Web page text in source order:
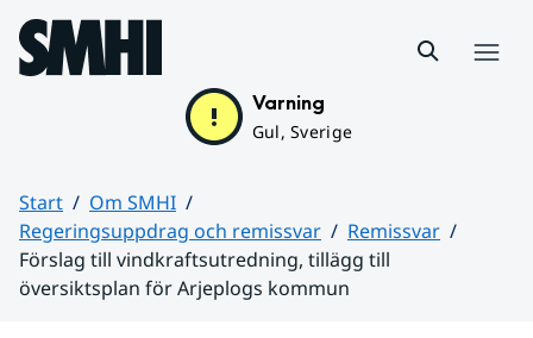
Hoppa till sidans innehåll
Varning
Gul, Sverige
Start
Om SMHI
Regeringsuppdrag och remissvar
Remissvar
Förslag till vindkraftsutredning, tillägg till
översiktsplan för Arjeplogs kommun